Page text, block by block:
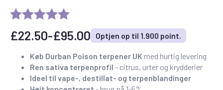
£22.50-£95.00
Prisinterval:
£22.50
£95.00
Optjen op til 1.900 point.
Køb Durban Poison terpener UK med hurtig levering
Ren sativa terpenprofil - citrus, urter og krydderier
Ideel til vape-, destillat- og terpenblandinger